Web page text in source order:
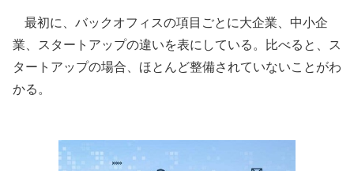
最初に、バックオフィスの項目ごとに大企業、中小企
業、スタートアップの違いを表にしている。比べると、ス
タートアップの場合、ほとんど整備されていないことがわ
かる。